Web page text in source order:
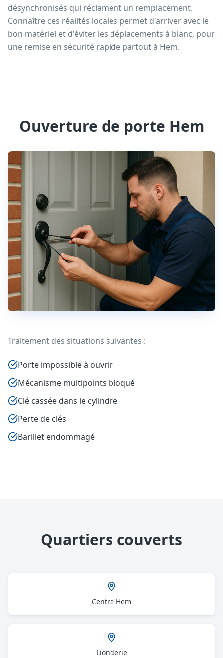
désynchronisés qui réclament un remplacement.
Connaître ces réalités locales permet d'arriver avec le
bon matériel et d'éviter les déplacements à blanc, pour
une remise en sécurité rapide partout à Hem.
Ouverture de porte Hem
Traitement des situations suivantes :
Porte impossible à ouvrir
Mécanisme multipoints bloqué
Clé cassée dans le cylindre
Perte de clés
Barillet endommagé
Quartiers couverts
Centre Hem
Lionderie